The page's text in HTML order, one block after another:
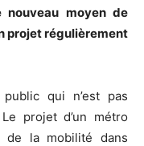
moyen de
projet régulièrement
qui n’est pas
projet d’un métro
de la mobilité dans